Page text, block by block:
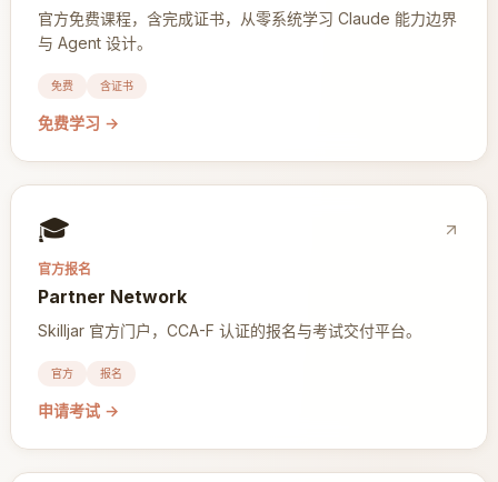
官方免费课程，含完成证书，从零系统学习 Claude 能力边界
与 Agent 设计。
免费 含证书
免费学习 →
🎓
官方报名
Partner Network
Skilljar 官方门户，CCA-F 认证的报名与考试交付平台。
官方 报名
申请考试→